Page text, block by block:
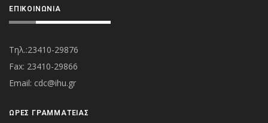
ΕΠΙΚΟΙΝΩΝΊΑ
Τηλ.:23410-29876
Fax: 23410-29866
Εmail: cdc@ihu.gr
ΏΡΕΣ ΓΡΑΜΜΑΤΕΊΑΣ